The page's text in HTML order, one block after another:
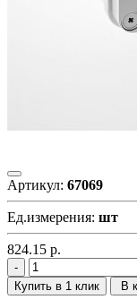
Артикул: 67069
Ед.измерения: шт
824.15 р.
Купить в 1 клик В